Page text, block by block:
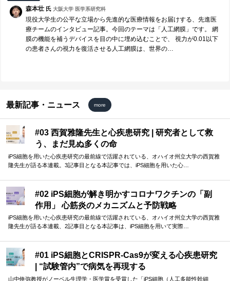
森本壮 氏 大阪大学 医学系研究科
現役大学生の公平な立場から先進的な医療情報をお届けする、先進医
療チームのインタビュー記事。今回のテーマは「人工網膜」です。 網
膜の機能を補うデバイスを目の中に埋め込むことで、 視力が0.01以下
の患者さんの視力を復活させる人工網膜は、世界の…
最新記事・ニュース more
#03 西賀雅隆先生と心疾患研究 | 研究者として救
う、まだ見ぬ多くの命
iPS細胞を用いた心疾患研究の最前線で活躍されている、オハイオ州立大学の西賀雅
隆先生が語る本連載。3記事目となる本記事では、iPS細胞を用いた心…
#02 iPS細胞が解き明かすコロナワクチンの「副
作用」 心筋炎のメカニズムと予防戦略
iPS細胞を用いた心疾患研究の最前線で活躍されている、オハイオ州立大学の西賀雅
隆先生が語る本連載、2記事目となる本記事は、iPS細胞を用いて実際…
#01 iPS細胞とCRISPR-Cas9が変える心疾患研究
| “試験管内”で病気を再現する
山中伸弥教授がノーベル生理学・医学賞を受賞した「iPS細胞（人工多能性幹細